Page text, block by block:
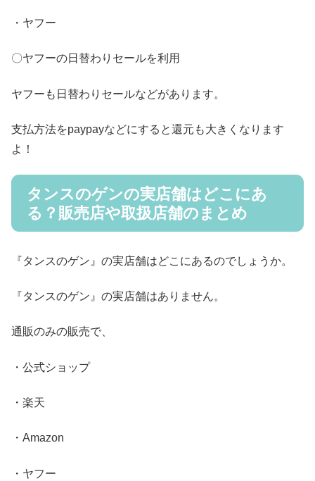
・ヤフー
〇ヤフーの日替わりセールを利用
ヤフーも日替わりセールなどがあります。
支払方法をpaypayなどにすると還元も大きくなります
よ！
タンスのゲンの実店舗はどこにあ
る？販売店や取扱店舗のまとめ
『タンスのゲン』の実店舗はどこにあるのでしょうか。
『タンスのゲン』の実店舗はありません。
通販のみの販売で、
・公式ショップ
・楽天
・Amazon
・ヤフー